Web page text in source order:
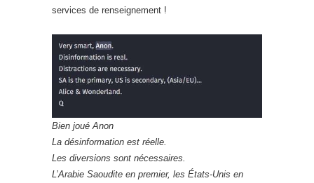
services de renseignement !
Bien joué Anon
La désinformation est réelle.
Les diversions sont nécessaires.
L’Arabie Saoudite en premier, les États-Unis en